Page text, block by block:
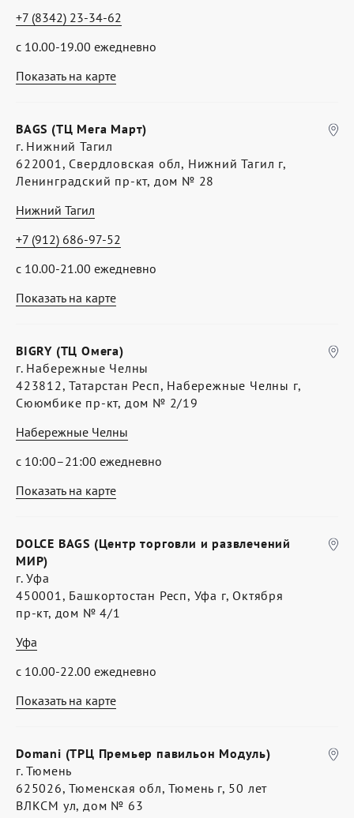
Показать на карте
с 10.00-19.00 ежедневно
+7 (8342) 23-34-62
Показать на карте
BAGS (ТЦ Мега Март)
г. Нижний Тагил
622001, Свердловская обл, Нижний Тагил г,
Ленинградский пр-кт, дом № 28
Нижний Тагил
с 10.00-21.00 ежедневно
+7 (912) 686-97-52
Показать на карте
BIGRY (ТЦ Омега)
г. Набережные Челны
423812, Татарстан Респ, Набережные Челны г,
Сююмбике пр-кт, дом № 2/19
Набережные Челны
с 10:00–21:00 ежедневно
Показать на карте
DOLCE BAGS (Центр торговли и развлечений
МИР)
г. Уфа
450001, Башкортостан Респ, Уфа г, Октября
пр-кт, дом № 4/1
Уфа
с 10.00-22.00 ежедневно
Domani (ТРЦ Премьер павильон Модуль)
г. Тюмень
625026, Тюменская обл, Тюмень г, 50 лет
ВЛКСМ ул, дом № 63